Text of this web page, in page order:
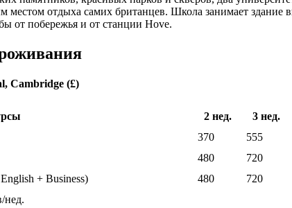
отдыха самих британцев. Школа занимает здание
от побережья и от станции Hove.
Cambridge (£)
2 нед. 3 нед.
370 555
480 720
+ Business)
480 720
нед.